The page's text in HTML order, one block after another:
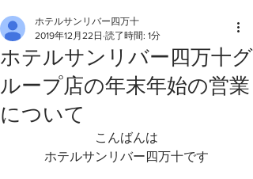
ホテルサンリバー四万十グ
ループ店の年末年始の営業
について
ホテルサンリバー四万十
2019年12月22日 読了時間: 1分
こんばんは
ホテルサンリバー四万十です